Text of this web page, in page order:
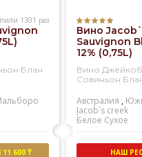
1301 раз
Блан
600 ₸
Вино
Sauvignon
12% (0,75L)
Вино
Совиньон
Австралия ,
Jacob`s creek
Белое Сухое
НАШ